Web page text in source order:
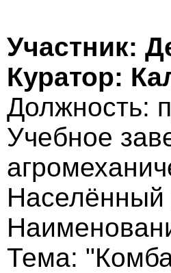
Участник:
Куратор:
Должность:
Учебное
Населённый
Тема: